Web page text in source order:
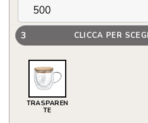
3 CLICCA PER
TRASPAREN
TE